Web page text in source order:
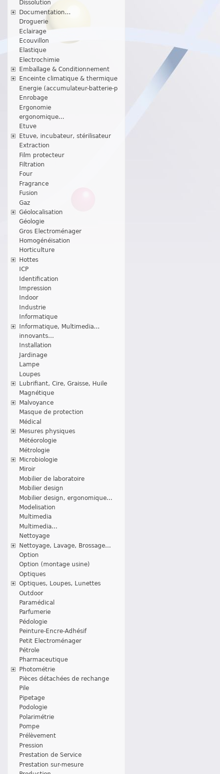
Dissolution
Documentation...
Droguerie
Eclairage
Ecouvillon
Elastique
Electrochimie
Emballage & Conditionnement
Enceinte climatique & thermique
Energie (accumulateur-batterie-p
Enrobage
Ergonomie
ergonomique...
Etuve
Etuve, incubateur, stérilisateur
Extraction
Film protecteur
Filtration
Four
Fragrance
Fusion
Gaz
Géolocalisation
Géologie
Gros Electroménager
Homogénéisation
Horticulture
Hottes
ICP
Identification
Impression
Indoor
Industrie
Informatique
Informatique, Multimedia...
innovants...
Installation
Jardinage
Lampe
Loupes
Lubrifiant, Cire, Graisse, Huile
Magnétique
Malvoyance
Masque de protection
Médical
Mesures physiques
Météorologie
Métrologie
Microbiologie
Miroir
Mobilier de laboratoire
Mobilier design
Mobilier design, ergonomique...
Modelisation
Multimedia
Multimedia...
Nettoyage
Nettoyage, Lavage, Brossage...
Option
Option (montage usine)
Optiques
Optiques, Loupes, Lunettes
Outdoor
Paramédical
Parfumerie
Pédologie
Peinture-Encre-Adhésif
Petit Electroménager
Pétrole
Pharmaceutique
Photométrie
Pièces détachées de rechange
Pile
Pipetage
Podologie
Polarimétrie
Pompe
Prélèvement
Pression
Prestation de Service
Prestation sur-mesure